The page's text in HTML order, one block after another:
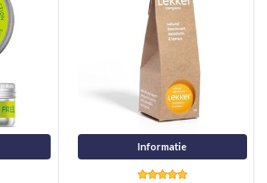
Informatie